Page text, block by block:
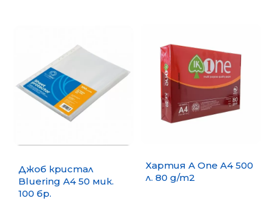
Джоб кристал
Bluering А4 50 мик.
100 бр.
Хартия A One A4 500
л. 80 g/m2